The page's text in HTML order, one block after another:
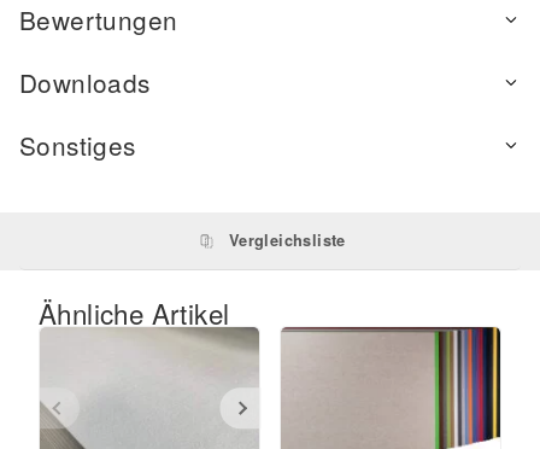
Bewertungen
Downloads
Sonstiges
Vergleichsliste
Ähnliche Artikel